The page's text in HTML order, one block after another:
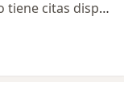
Ningún profesional de este centro tiene citas disponibles